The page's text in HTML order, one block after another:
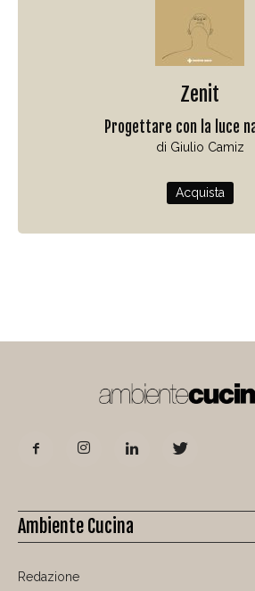
Zenit
Progettare con la luce
di Giulio Camiz
Acquista
Ambiente Cucina
Redazione